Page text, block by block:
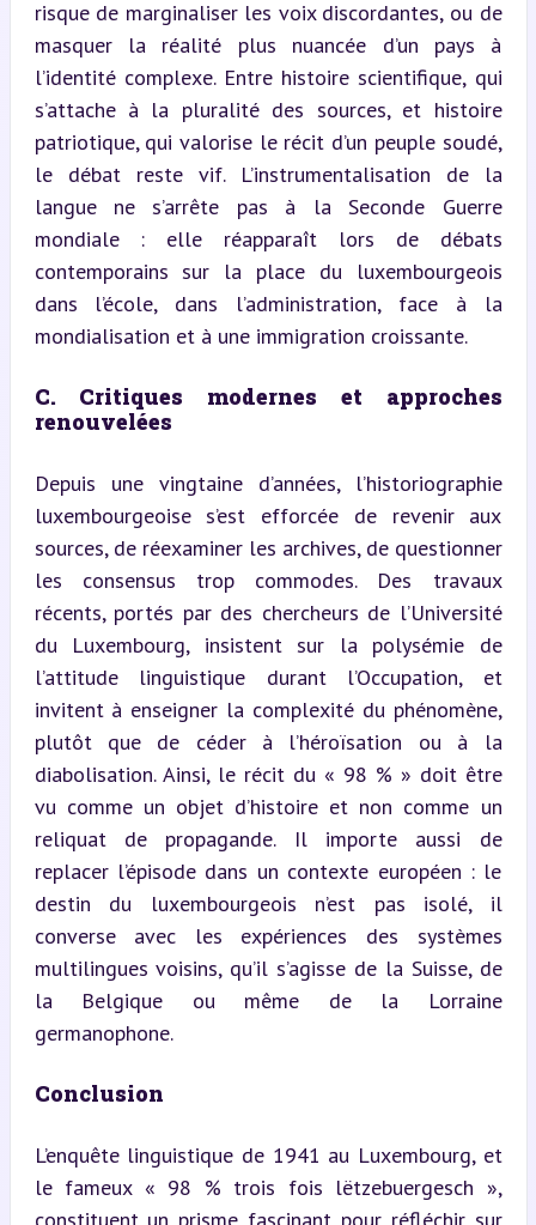
risque de marginaliser les voix discordantes, ou de
masquer la réalité plus nuancée d’un pays à
l’identité complexe. Entre histoire scientifique, qui
s’attache à la pluralité des sources, et histoire
patriotique, qui valorise le récit d’un peuple soudé,
le débat reste vif. L’instrumentalisation de la
langue ne s’arrête pas à la Seconde Guerre
mondiale : elle réapparaît lors de débats
contemporains sur la place du luxembourgeois
dans l’école, dans l’administration, face à la
mondialisation et à une immigration croissante.
C. Critiques modernes et approches
renouvelées
Depuis une vingtaine d’années, l’historiographie
luxembourgeoise s’est efforcée de revenir aux
sources, de réexaminer les archives, de questionner
les consensus trop commodes. Des travaux
récents, portés par des chercheurs de l’Université
du Luxembourg, insistent sur la polysémie de
l’attitude linguistique durant l’Occupation, et
invitent à enseigner la complexité du phénomène,
plutôt que de céder à l’héroïsation ou à la
diabolisation. Ainsi, le récit du « 98 % » doit être
vu comme un objet d’histoire et non comme un
reliquat de propagande. Il importe aussi de
replacer l’épisode dans un contexte européen : le
destin du luxembourgeois n’est pas isolé, il
converse avec les expériences des systèmes
multilingues voisins, qu’il s’agisse de la Suisse, de
la Belgique ou même de la Lorraine
germanophone.
Conclusion
L’enquête linguistique de 1941 au Luxembourg, et
le fameux « 98 % trois fois lëtzebuergesch »,